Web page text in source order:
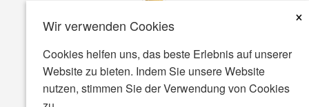
Wir verwenden Cookies
×
Cookies helfen uns, das beste Erlebnis auf unserer
Website zu bieten. Indem Sie unsere Website
nutzen, stimmen Sie der Verwendung von Cookies